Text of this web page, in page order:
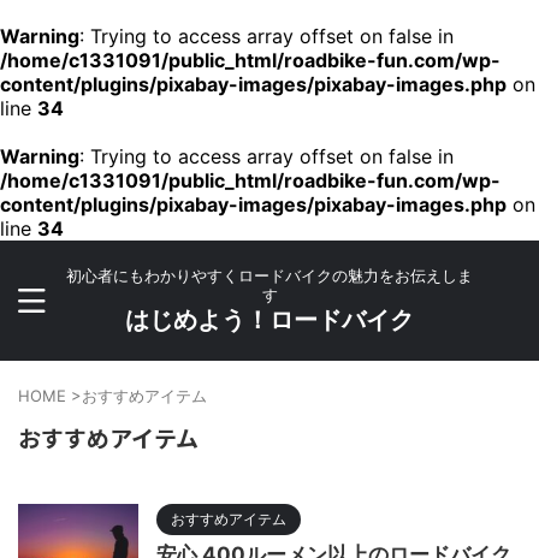
Warning: Trying to access array offset on false in
/home/c1331091/public_html/roadbike-fun.com/wp-
content/plugins/pixabay-images/pixabay-images.php on
line 34
Warning: Trying to access array offset on false in
/home/c1331091/public_html/roadbike-fun.com/wp-
content/plugins/pixabay-images/pixabay-images.php on
line 34
初心者にもわかりやすくロードバイクの魅力をお伝えしま
す
はじめよう！ロードバイク
HOME >おすすめアイテム
おすすめアイテム
おすすめアイテム